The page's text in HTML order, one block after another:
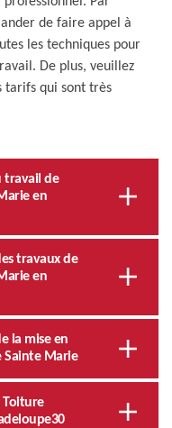
de faire appel à
les techniques pour
De plus, veuillez
tarifs qui sont très
travail de
en
travaux de
en
la mise en
Sainte Marie
Toiture